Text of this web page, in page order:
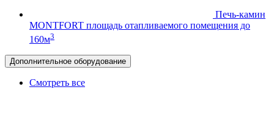
Печь-камин
MONTFORT площадь отапливаемого помещения до
160м3
Дополнительное оборудование
Смотреть все